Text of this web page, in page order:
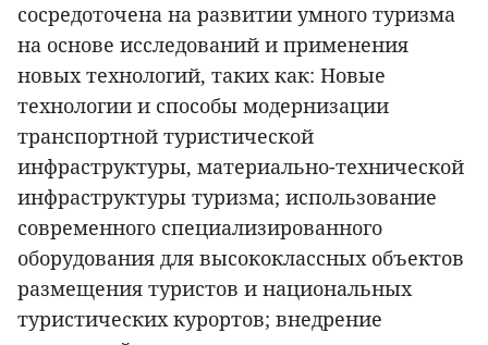
сосредоточена на развитии умного туризма
на основе исследований и применения
новых технологий, таких как: Новые
технологии и способы модернизации
транспортной туристической
инфраструктуры, материально-технической
инфраструктуры туризма; использование
современного специализированного
оборудования для высококлассных объектов
размещения туристов и национальных
туристических курортов; внедрение